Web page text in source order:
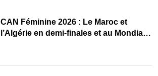
CAN Féminine 2026 : Le Maroc et
l’Algérie en demi-finales et au Mondial